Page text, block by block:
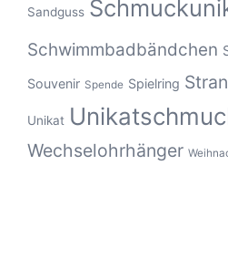
Sandguss
Schwimmbadbändchen
Souvenir Spende Spielring
Unikat
Wechselohrhänger